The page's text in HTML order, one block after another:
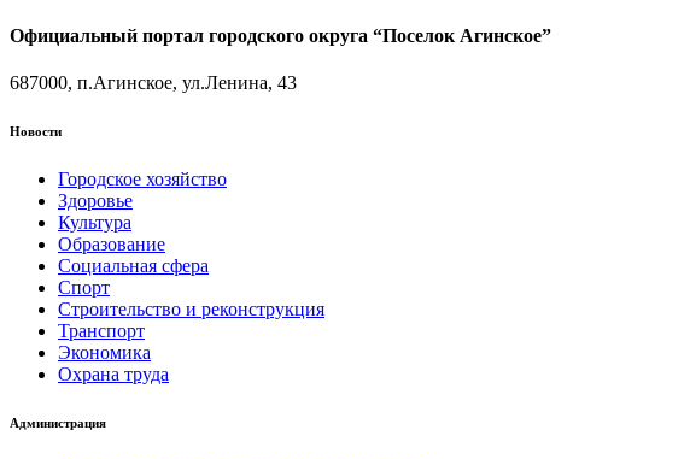
Официальный портал городского округа “Поселок Агинское”
687000, п.Агинское, ул.Ленина, 43
Новости
Городское хозяйство
Здоровье
Культура
Образование
Социальная сфера
Спорт
Строительство и реконструкция
Транспорт
Экономика
Охрана труда
Администрация